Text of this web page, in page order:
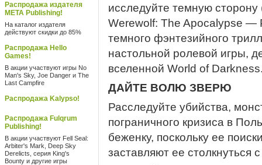
Распродажа издателя
META Publishing!
На каталог издателя
действуют скидки до 85%
Распродажа Hello
Games!
В акции участвуют игры No
Man's Sky, Joe Danger и The
Last Campfire
Распродажа Kalypso!
Распродажа Fulqrum
Publishing!
В акции участвуют Fell Seal:
Arbiter's Mark, Deep Sky
Derelicts, серия King's
Bounty и другие игры
исследуйте темную
Werewolf: The Apocalypse —
темного фэнтезийного
настольной ролевой игры,
вселенной World of
ДАЙТЕ ВОЛЮ ЗВЕРЮ
Расследуйте убийства,
пограничного кризиса в
беженку, поскольку ее
заставляют ее столкнуться